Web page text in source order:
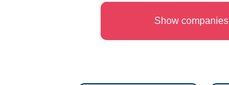
Show companies